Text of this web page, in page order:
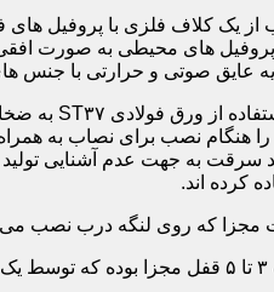
یک کلاف فلزی با پروفیل
عایق صوتی و حرارتی با جنس
نصب برای نصاب به
ضد سرقت به جهت عدم آشنایی
کرده اند.
درب نصب می گردد به این صورت